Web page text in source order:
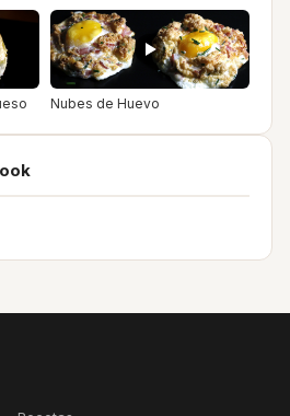
Nubes de Huevo